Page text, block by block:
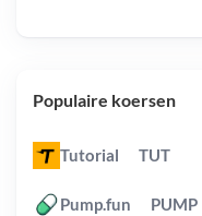
Populaire koersen
Tutorial TUT
Pump.fun PUMP